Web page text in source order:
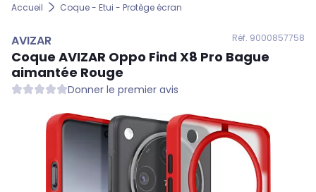
Accueil Coque - Etui - Protège écran
AVIZAR Réf. 9000857758
Coque AVIZAR Oppo Find X8 Pro Bague
aimantée Rouge
Donner le premier avis